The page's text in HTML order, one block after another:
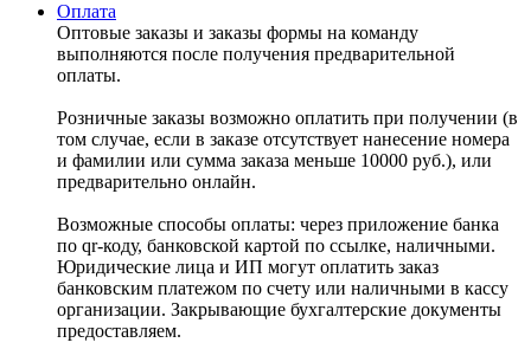
Оплата
Оптовые заказы и заказы формы на команду
выполняются после получения предварительной
оплаты.
Розничные заказы возможно оплатить при получении (в
том случае, если в заказе отсутствует нанесение номера
и фамилии или сумма заказа меньше 10000 руб.), или
предварительно онлайн.
Возможные способы оплаты: через приложение банка
по qr-коду, банковской картой по ссылке, наличными.
Юридические лица и ИП могут оплатить заказ
банковским платежом по счету или наличными в кассу
организации. Закрывающие бухгалтерские документы
предоставляем.